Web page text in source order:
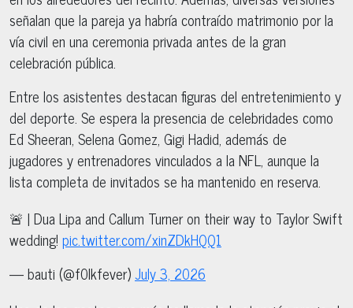
señalan que la pareja ya habría contraído matrimonio por la
vía civil en una ceremonia privada antes de la gran
celebración pública.
Entre los asistentes destacan figuras del entretenimiento y
del deporte. Se espera la presencia de celebridades como
Ed Sheeran, Selena Gomez, Gigi Hadid, además de
jugadores y entrenadores vinculados a la NFL, aunque la
lista completa de invitados se ha mantenido en reserva.
🚨 | Dua Lipa and Callum Turner on their way to Taylor Swift
wedding! pic.twitter.com/xinZDkHQQ1
— bauti (@f0lkfever)July 3, 2026